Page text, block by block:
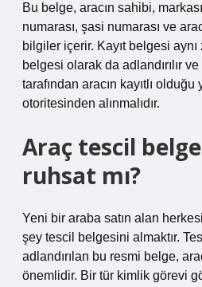
Bu belge, aracın sahibi,
numarası, şasi numarası ve
bilgiler içerir. Kayıt belgesi
belgesi olarak da adlandırılır
tarafından aracın kayıtlı
otoritesinden alınmalıdır.
Araç tescil
ruhsat mı?
Yeni bir araba satın alan
şey tescil belgesini almaktır.
adlandırılan bu resmi belge,
önemlidir. Bir tür kimlik görevi